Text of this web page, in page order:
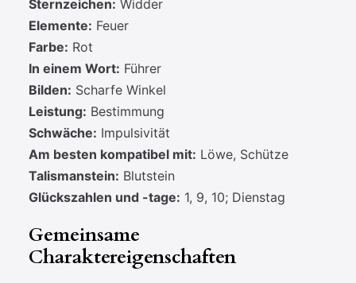
Sternzeichen: Widder
Elemente: Feuer
Farbe: Rot
In einem Wort: Führer
Bilden: Scharfe Winkel
Leistung: Bestimmung
Schwäche: Impulsivität
Am besten kompatibel mit: Löwe, Schütze
Talismanstein: Blutstein
Glückszahlen und -tage: 1, 9, 10; Dienstag
Gemeinsame
Charaktereigenschaften